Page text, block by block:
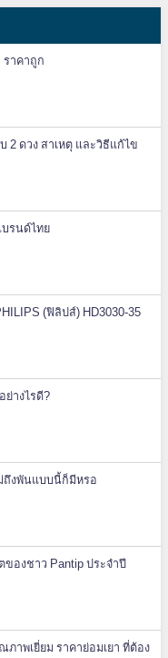
ราคาถูก
2 ดวง สาเหตุ และวิธีแก้ไข
บรนด์ไทย
(ฟิลิปส์) HD3030-35
ย่างไรดี?
ถึงพันแบบนี้ก็มีหรอ
องชาว Pantip ประจำปี
าพเยี่ยม ราคาย่อมเยา ที่ต้อง